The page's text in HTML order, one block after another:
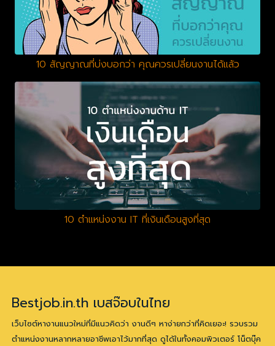
10 สัญญาณที่บ่งบอกว่า คุณควรเปลี่ยนงานได้แล้ว
10 ตำแหน่งงาน IT ที่เงินเดือนสูงที่สุด
Bestjob.in.th เบสจ๊อบในไทย
เว็บไซต์หางานแนวใหม่ที่มีแนวคิดว่า งานดีๆ หาง่ายกว่าที่คิดเยอะ! รวบรวม
ตำแหน่งงานหลากหลายอาชีพเอาไว้มากที่สุด ดูได้ในทั้งคอมพิวเตอร์ โน็ตบุ๊ค